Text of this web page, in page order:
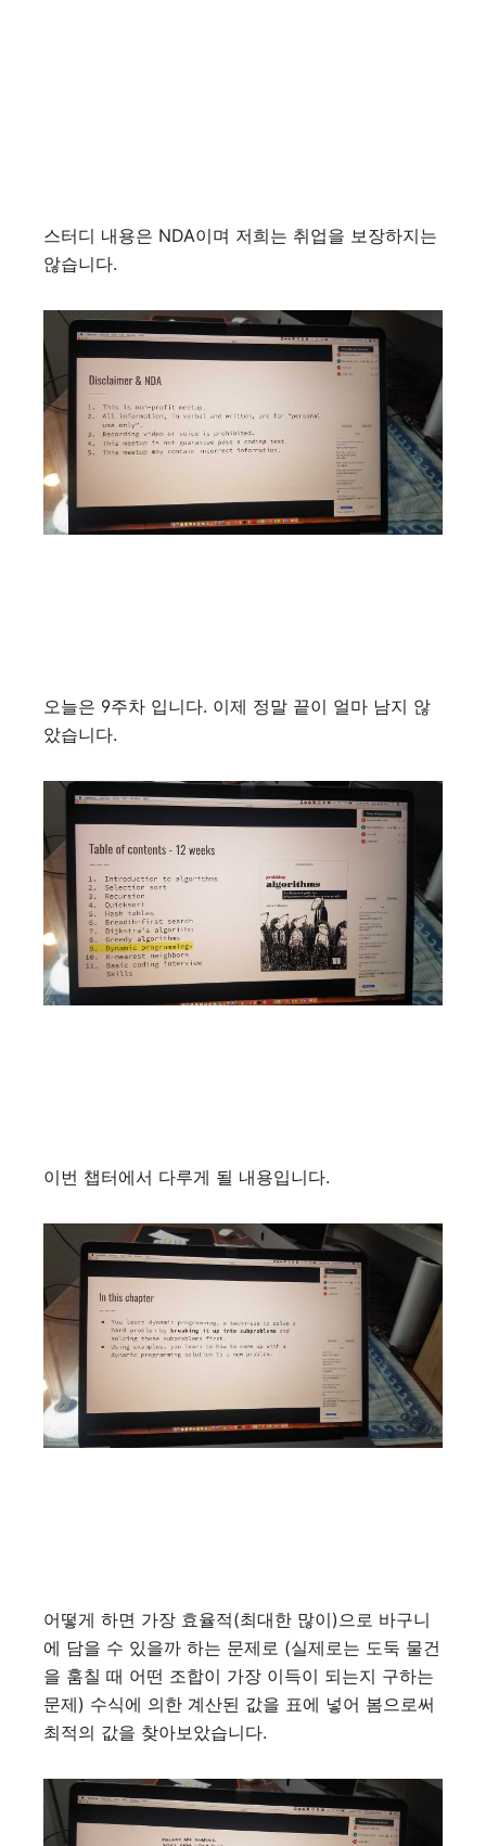
스터디 내용은 NDA이며 저희는 취업을 보장하지는
않습니다.
오늘은 9주차 입니다. 이제 정말 끝이 얼마 남지 않
았습니다.
이번 챕터에서 다루게 될 내용입니다.
어떻게 하면 가장 효율적(최대한 많이)으로 바구니
에 담을 수 있을까 하는 문제로 (실제로는 도둑 물건
을 훔칠 때 어떤 조합이 가장 이득이 되는지 구하는
문제) 수식에 의한 계산된 값을 표에 넣어 봄으로써
최적의 값을 찾아보았습니다.